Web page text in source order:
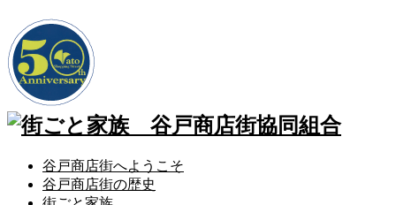
谷戸商店街へようこそ
谷戸商店街の歴史